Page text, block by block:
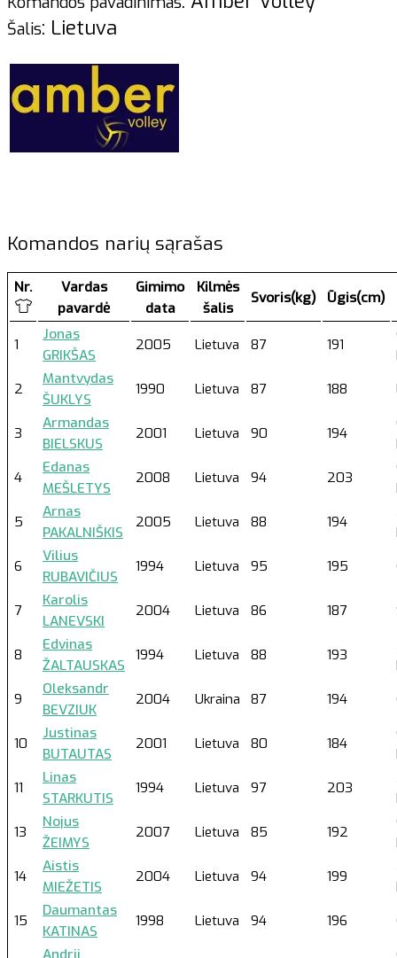
Šalis: Lietuva
Komandos narių sąrašas
Nr.
Vardas
pavardė
Gimimo
data
Kilmės
šalis
Svoris(kg) Ūgis(cm)
1
Jonas
GRIKŠAS
2005 Lietuva 87 191
2
Mantvydas
ŠUKLYS
1990 Lietuva 87 188
3
Armandas
BIELSKUS
2001 Lietuva 90 194
4
Edanas
MEŠLETYS
2008 Lietuva 94 203
5
Arnas
PAKALNIŠKIS
2005 Lietuva 88 194
6
Vilius
RUBAVIČIUS
1994 Lietuva 95 195
7
Karolis
LANEVSKI
2004 Lietuva 86 187
8
Edvinas
ŽALTAUSKAS
1994 Lietuva 88 193
9
Oleksandr
BEVZIUK
2004 Ukraina 87 194
10
Justinas
BUTAUTAS
2001 Lietuva 80 184
11
Linas
STARKUTIS
1994 Lietuva 97 203
13
Nojus
ŽEIMYS
2007 Lietuva 85 192
14
Aistis
MIEŽETIS
2004 Lietuva 94 199
15
Daumantas
KATINAS
1998 Lietuva 94 196